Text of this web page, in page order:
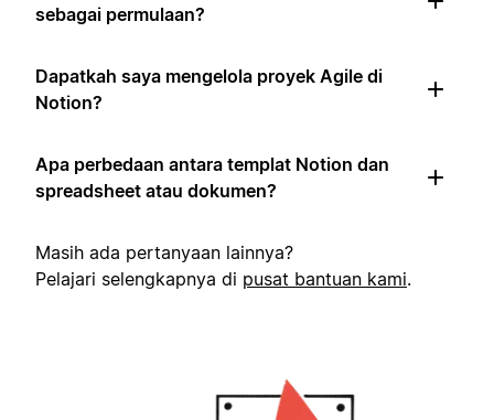
sebagai permulaan?
Dapatkah saya mengelola proyek Agile di
Notion?
Apa perbedaan antara templat Notion dan
spreadsheet atau dokumen?
Masih ada pertanyaan lainnya?
Pelajari selengkapnya di pusat bantuan kami.